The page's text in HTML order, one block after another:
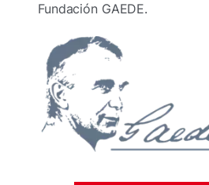
Fundación GAEDE.